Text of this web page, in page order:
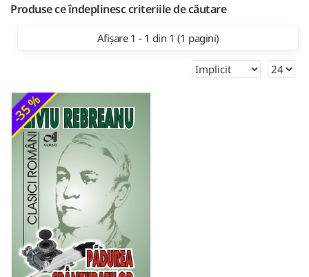
Produse ce îndeplinesc criteriile de căutare
Afișare 1 - 1 din 1 (1 pagini)
-35 %